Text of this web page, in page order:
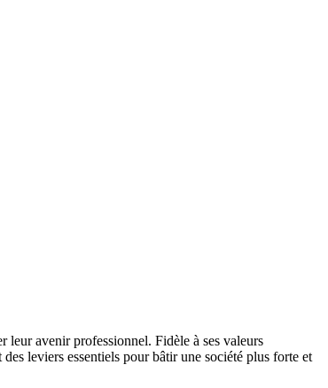
leur avenir professionnel. Fidèle à ses valeurs
leviers essentiels pour bâtir une société plus forte et